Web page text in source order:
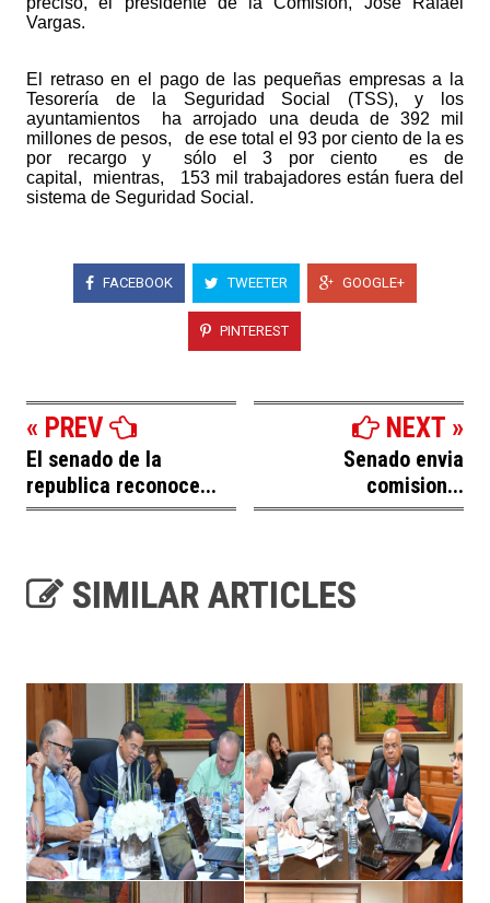
Vargas.
El retraso en el pago de las pequeñas empresas a la
Tesorería de la Seguridad Social (TSS), y los
ayuntamientos
ha arrojado una deuda de 392 mil
millones de pesos,
de ese total el 93 por ciento de la es
por recargo y
sólo el 3 por ciento
es de
capital,
mientras,
153 mil trabajadores están fuera del
sistema de Seguridad Social.
FACEBOOK TWEETER GOOGLE+
PINTEREST
« PREV
El senado de la
republica reconoce...
NEXT »
Senado envia
comision...
SIMILAR ARTICLES